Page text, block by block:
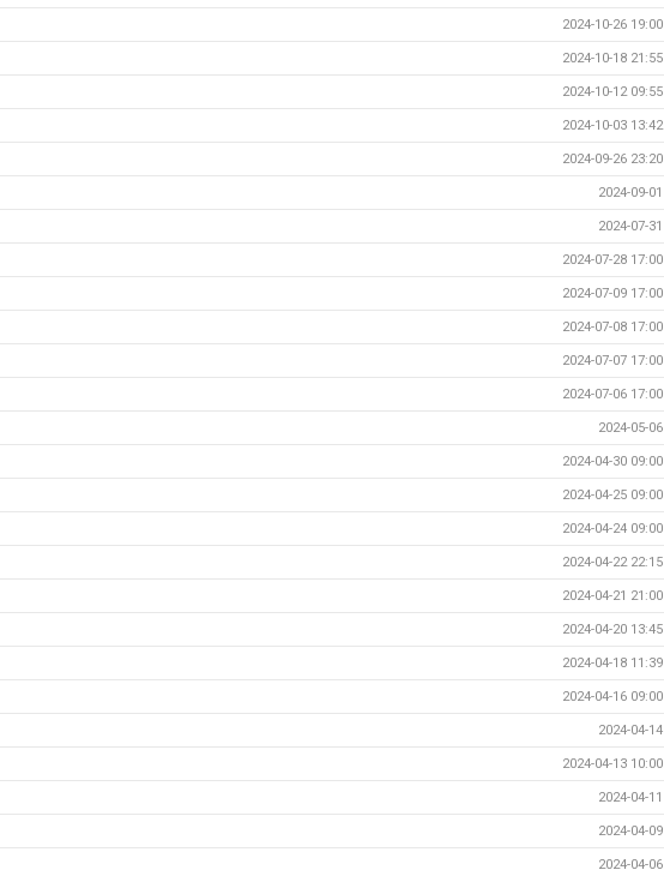
2024-10-26 19:00
2024-10-18 21:55
2024-10-12 09:55
2024-10-03 13:42
2024-09-26 23:20
2024-09-01
2024-07-31
2024-07-28 17:00
2024-07-09 17:00
2024-07-08 17:00
2024-07-07 17:00
2024-07-06 17:00
2024-05-06
2024-04-30 09:00
2024-04-25 09:00
2024-04-24 09:00
2024-04-22 22:15
2024-04-21 21:00
2024-04-20 13:45
2024-04-18 11:39
2024-04-16 09:00
2024-04-14
2024-04-13 10:00
2024-04-11
2024-04-09
2024-04-06